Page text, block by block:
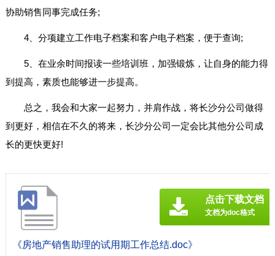
协助销售同事完成任务;
4、分项建立工作电子档案和客户电子档案，便于查询;
5、在业余时间报读一些培训班，加强锻炼，让自身的能力得
到提高，素质也能够进一步提高。
总之，我会和大家一起努力，并肩作战，将长沙分公司做得
到更好，相信在不久的将来，长沙分公司一定会比其他分公司成
长的更快更好!
《房地产销售助理的试用期工作总结.doc》
点击下载文档
文档为doc格式